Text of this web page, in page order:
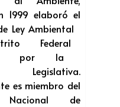
1999 elaboró el
Ley Ambiental
Federal
por la
Legislativa.
es miembro del
Nacional de